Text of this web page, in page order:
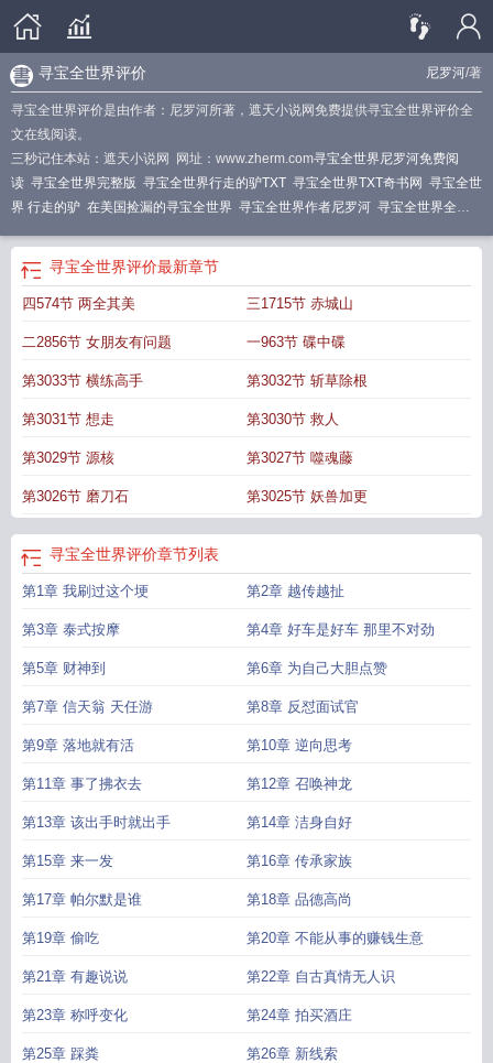
尼罗河/著
寻宝全世界评价
寻宝全世界评价是由作者：尼罗河所著，遮天小说网免费提供寻宝全世界评价全
文在线阅读。
三秒记住本站：遮天小说网 网址：www.zherm.com寻宝全世界尼罗河免费阅
读 寻宝全世界完整版 寻宝全世界行走的驴TXT 寻宝全世界TXT奇书网 寻宝全世
界 行走的驴 在美国捡漏的寻宝全世界 寻宝全世界作者尼罗河 寻宝全世界全文
寻宝全世界评价 寻宝全世界TXT
天 环球寻宝记
世界TXT百度古董商的寻宝之旅 寻宝全世界书旗 寻宝全世界尼罗河TXT
景最新章节更新寻宝全世界从成为亿万富豪开始 首富从货柜寻宝开始
界张景纵横 寻宝全世界 笔趣阁 寻宝全世界行走的驴笔趣阁寻宝全世界TXT行走
网寻宝全世界TXT八零 寻宝全世界百度百科至尊神眼
界 第2231章十大寻宝排行榜 寻宝全世界无弹窗免费阅读
读寻宝全世界张景免费阅读
寻宝全世界评价最新章节
四574节 两全其美 三1715节 赤城山
二2856节 女朋友有问题 一963节 碟中碟
第3033节 横练高手 第3032节 斩草除根
第3031节 想走 第3030节 救人
第3029节 源核 第3027节 噬魂藤
第3026节 磨刀石 第3025节 妖兽加更
寻宝全世界评价章节列表
第1章 我刷过这个埂 第2章 越传越扯
第3章 泰式按摩 第4章 好车是好车 那里不对劲
第5章 财神到 第6章 为自己大胆点赞
第7章 信天翁 天任游 第8章 反怼面试官
第9章 落地就有活 第10章 逆向思考
第11章 事了拂衣去 第12章 召唤神龙
第13章 该出手时就出手 第14章 洁身自好
第15章 来一发 第16章 传承家族
第17章 帕尔默是谁 第18章 品德高尚
第19章 偷吃 第20章 不能从事的赚钱生意
第21章 有趣说说 第22章 自古真情无人识
第23章 称呼变化 第24章 拍买酒庄
第25章 踩粪 第26章 新线索